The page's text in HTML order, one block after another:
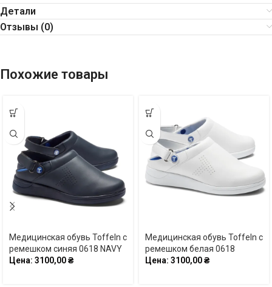
Детали
Отзывы (0)
Похожие товары
Медицинская обувь Toffeln с
ремешком синяя 0618 NAVY
Цена: 3100,00₴
Медицинская обувь Toffeln с
ремешком белая 0618
Цена: 3100,00₴